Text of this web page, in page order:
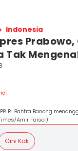
Indonesia
RI Bahtra Banong
Amir Faisol)
Gini Kak